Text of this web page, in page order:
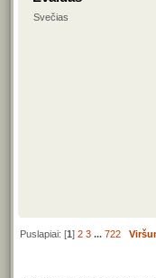
Svečias
Puslapiai: [1]2 3 ...722